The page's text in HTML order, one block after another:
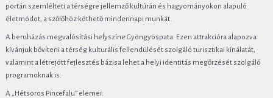
portán szemlélteti a térségre jellemző kultúrán és hagyományokon alapuló
életmódot, a szőlőhöz köthető mindennapi munkát.
A beruházás megvalósítási helyszíne Gyöngyöspata. Ezen attrakcióra alapozva
kívánjuk bővíteni a térség kulturális fellendülését szolgáló turisztikai kínálatát,
valamint a létrejött fejlesztés bázisa lehet a helyi identitás megőrzését szolgáló
programoknak is.
A „Hétsoros Pincefalu” elemei: